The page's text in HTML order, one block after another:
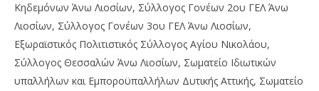
Κηδεμόνων Άνω Λιοσίων, Σύλλογος Γονέων 2ου ΓΕΛ Άνω
Λιοσίων, Σύλλογος Γονέων 3ου ΓΕΛ Άνω Λιοσίων,
Εξωραϊστικός Πολιτιστικός Σύλλογος Αγίου Νικολάου,
Σύλλογος Θεσσαλών Άνω Λιοσίων, Σωματείο Ιδιωτικών
υπαλλήλων και Εμποροϋπαλλήλων Δυτικής Αττικής, Σωματείο